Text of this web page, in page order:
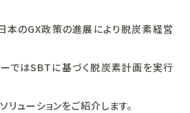
のGX政策の進展により脱炭素経営
に基づく脱炭素計画を実行
ョンをご紹介します。